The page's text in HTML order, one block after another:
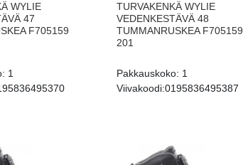
WYLIE
47
F705159
1
TURVAKENKÄ WYLIE
VEDENKESTÄVÄ 48
TUMMANRUSKEA F705159
201
Pakkauskoko: 1
Viivakoodi:0195836495387